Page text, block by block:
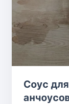
Соус